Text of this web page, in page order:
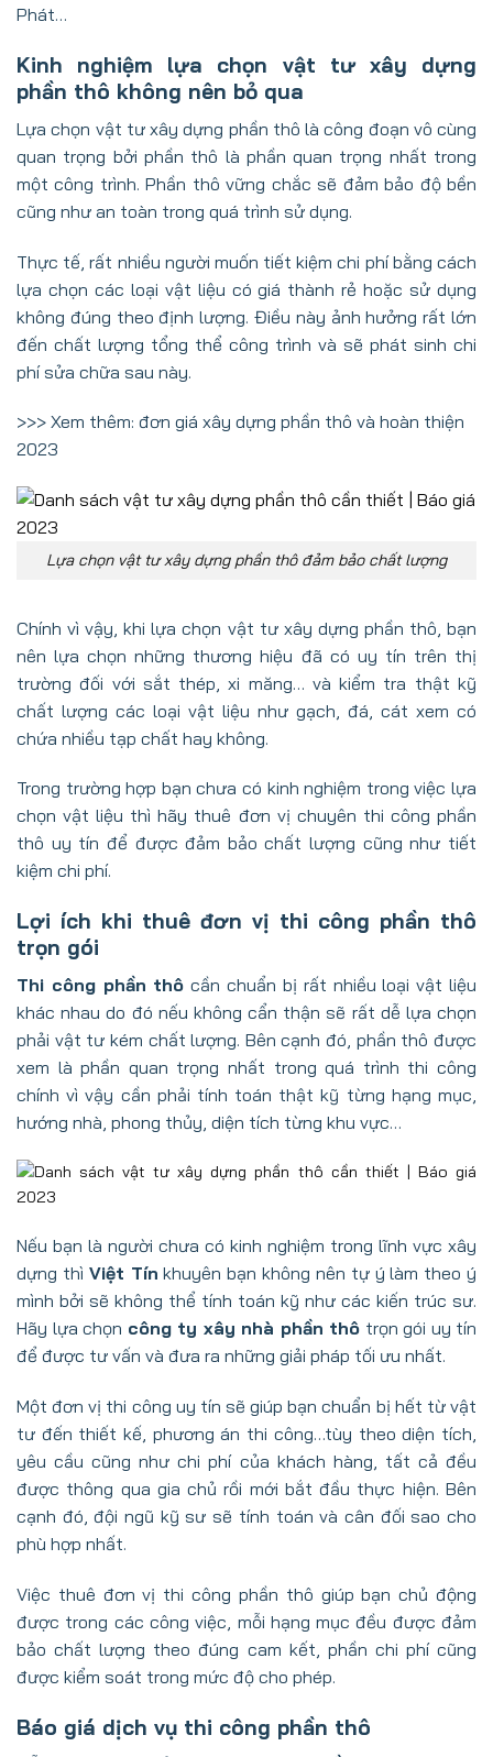
Phát…
Kinh nghiệm lựa chọn vật tư xây dựng
phần thô không nên bỏ qua
Lựa chọn vật tư xây dựng phần thô là công đoạn vô cùng
quan trọng bởi phần thô là phần quan trọng nhất trong
một công trình. Phần thô vững chắc sẽ đảm bảo độ bền
cũng như an toàn trong quá trình sử dụng.
Thực tế, rất nhiều người muốn tiết kiệm chi phí bằng cách
lựa chọn các loại vật liệu có giá thành rẻ hoặc sử dụng
không đúng theo định lượng. Điều này ảnh hưởng rất lớn
đến chất lượng tổng thể công trình và sẽ phát sinh chi
phí sửa chữa sau này.
>>> Xem thêm: đơn giá xây dựng phần thô và hoàn thiện
2023
Lựa chọn vật tư xây dựng phần thô đảm bảo chất lượng
Chính vì vậy, khi lựa chọn vật tư xây dựng phần thô, bạn
nên lựa chọn những thương hiệu đã có uy tín trên thị
trường đối với sắt thép, xi măng… và kiểm tra thật kỹ
chất lượng các loại vật liệu như gạch, đá, cát xem có
chứa nhiều tạp chất hay không.
Trong trường hợp bạn chưa có kinh nghiệm trong việc lựa
chọn vật liệu thì hãy thuê đơn vị chuyên thi công phần
thô uy tín để được đảm bảo chất lượng cũng như tiết
kiệm chi phí.
Lợi ích khi thuê đơn vị thi công phần thô
trọn gói
Thi công phần thô cần chuẩn bị rất nhiều loại vật liệu
khác nhau do đó nếu không cẩn thận sẽ rất dễ lựa chọn
phải vật tư kém chất lượng. Bên cạnh đó, phần thô được
xem là phần quan trọng nhất trong quá trình thi công
chính vì vậy cần phải tính toán thật kỹ từng hạng mục,
hướng nhà, phong thủy, diện tích từng khu vực…
Nếu bạn là người chưa có kinh nghiệm trong lĩnh vực xây
dựng thì Việt Tín khuyên bạn không nên tự ý làm theo ý
mình bởi sẽ không thể tính toán kỹ như các kiến trúc sư.
Hãy lựa chọn công ty xây nhà phần thô trọn gói uy tín
để được tư vấn và đưa ra những giải pháp tối ưu nhất.
Một đơn vị thi công uy tín sẽ giúp bạn chuẩn bị hết từ vật
tư đến thiết kế, phương án thi công…tùy theo diện tích,
yêu cầu cũng như chi phí của khách hàng, tất cả đều
được thông qua gia chủ rồi mới bắt đầu thực hiện. Bên
cạnh đó, đội ngũ kỹ sư sẽ tính toán và cân đối sao cho
phù hợp nhất.
Việc thuê đơn vị thi công phần thô giúp bạn chủ động
được trong các công việc, mỗi hạng mục đều được đảm
bảo chất lượng theo đúng cam kết, phần chi phí cũng
được kiểm soát trong mức độ cho phép.
Báo giá dịch vụ thi công phần thô